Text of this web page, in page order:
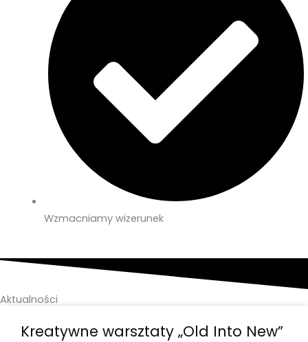
Wzmacniamy wizerunek
Aktualności
Kreatywne warsztaty „Old Into New”